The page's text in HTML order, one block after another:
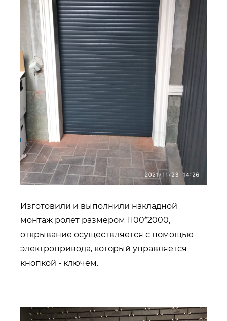
Изготовили и выполнили накладной
монтаж ролет размером 1100*2000,
открывание осуществляется с помощью
электропривода, который управляется
кнопкой - ключем.